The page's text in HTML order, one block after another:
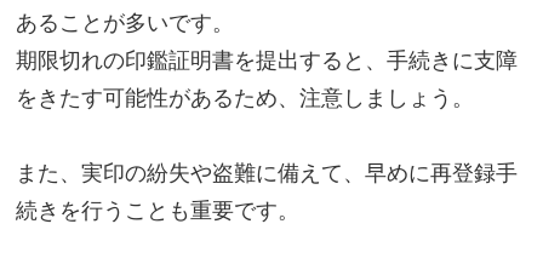
あることが多いです。
期限切れの印鑑証明書を提出すると、手続きに支障
をきたす可能性があるため、注意しましょう。
また、実印の紛失や盗難に備えて、早めに再登録手
続きを行うことも重要です。